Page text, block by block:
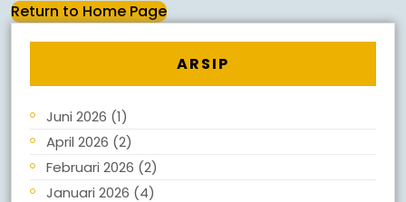
Return to Home Page
ARSIP
Juni 2026 (1)
April 2026 (2)
Februari 2026 (2)
Januari 2026 (4)